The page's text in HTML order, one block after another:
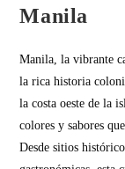
Manila
Manila, la vibrante
la rica historia
la costa oeste de la
colores y sabores
Desde sitios